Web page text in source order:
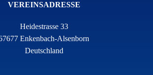
VEREINSADRESSE
Heidestrasse 33
Enkenbach-Alsenborn
Deutschland